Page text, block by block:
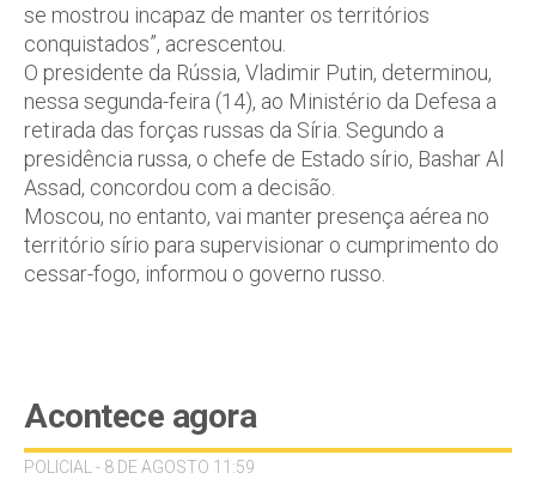
se mostrou incapaz de manter os territórios
conquistados”, acrescentou.
O presidente da Rússia, Vladimir Putin, determinou,
nessa segunda-feira (14), ao Ministério da Defesa a
retirada das forças russas da Síria. Segundo a
presidência russa, o chefe de Estado sírio, Bashar Al
Assad, concordou com a decisão.
Moscou, no entanto, vai manter presença aérea no
território sírio para supervisionar o cumprimento do
cessar-fogo, informou o governo russo.
Acontece agora
POLICIAL - 8 DE AGOSTO 11:59